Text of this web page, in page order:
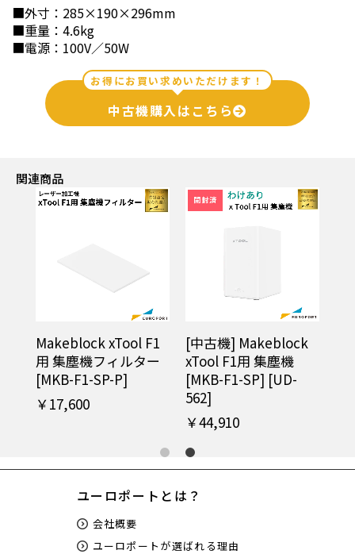
■外寸：285×190×296mm
■重量：4.6kg
■電源：100V／50W
お得にお買い求めいただけます！
中古機購入はこちら
関連商品
Makeblock xTool F1
用 集塵機フィルター
[MKB-F1-SP-P]
￥17,600
[中古機] Makeblock
xTool F1用 集塵機
[MKB-F1-SP] [UD-
562]
￥44,910
ユーロポートとは？
会社概要
ユーロポートが選ばれる理由